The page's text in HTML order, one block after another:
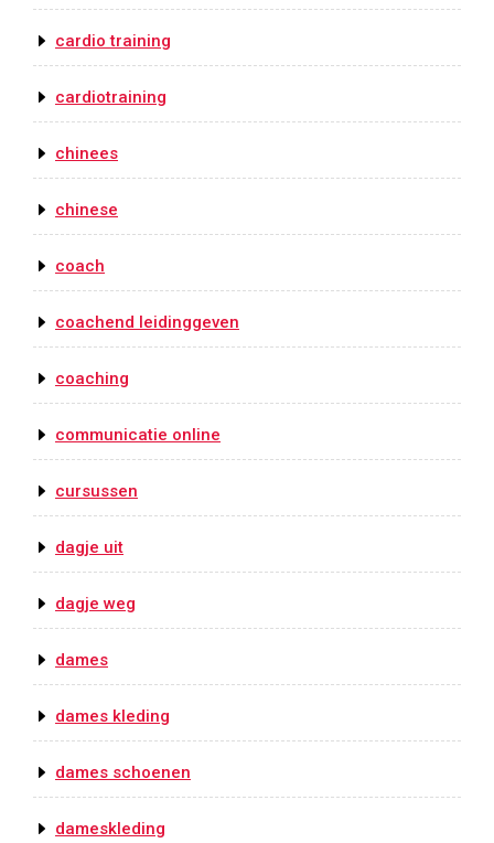
cardio training
cardiotraining
chinees
chinese
coach
coachend leidinggeven
coaching
communicatie online
cursussen
dagje uit
dagje weg
dames
dames kleding
dames schoenen
dameskleding